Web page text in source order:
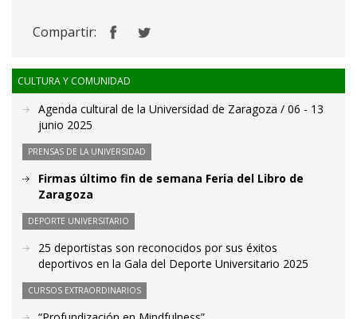
Compartir:
CULTURA Y COMUNIDAD
Agenda cultural de la Universidad de Zaragoza / 06 - 13
junio 2025
PRENSAS DE LA UNIVERSIDAD
Firmas último fin de semana Feria del Libro de
Zaragoza
DEPORTE UNIVERSITARIO
25 deportistas son reconocidos por sus éxitos
deportivos en la Gala del Deporte Universitario 2025
CURSOS EXTRAORDINARIOS